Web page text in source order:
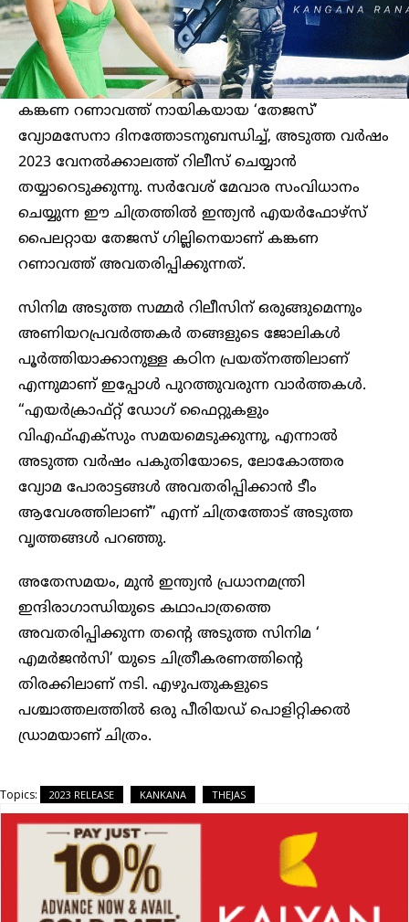
കങ്കണ റണാവത്ത് നായികയായ ‘തേജസ്’
വ്യോമസേനാ ദിനത്തോടനുബന്ധിച്ച്, അടുത്ത വർഷം
2023 വേനൽക്കാലത്ത് റിലീസ് ചെയ്യാൻ
തയ്യാറെടുക്കുന്നു. സർവേശ് മേവാര സംവിധാനം
ചെയ്യുന്ന ഈ ചിത്രത്തിൽ ഇന്ത്യൻ എയർഫോഴ്‌സ്
പൈലറ്റായ തേജസ് ഗില്ലിനെയാണ് കങ്കണ
റണാവത്ത് അവതരിപ്പിക്കുന്നത്.
സിനിമ അടുത്ത സമ്മർ റിലീസിന് ഒരുങ്ങുമെന്നും
അണിയറപ്രവർത്തകർ തങ്ങളുടെ ജോലികൾ
പൂർത്തിയാക്കാനുള്ള കഠിന പ്രയത്‌നത്തിലാണ്
എന്നുമാണ് ഇപ്പോൾ പുറത്തുവരുന്ന വാർത്തകൾ.
“എയർക്രാഫ്റ്റ് ഡോഗ് ഫൈറ്റുകളും
വിഎഫ്‌എക്‌സും സമയമെടുക്കുന്നു, എന്നാൽ
അടുത്ത വർഷം പകുതിയോടെ, ലോകോത്തര
വ്യോമ പോരാട്ടങ്ങൾ അവതരിപ്പിക്കാൻ ടീം
ആവേശത്തിലാണ്” എന്ന് ചിത്രത്തോട് അടുത്ത
വൃത്തങ്ങൾ പറഞ്ഞു.
അതേസമയം, മുൻ ഇന്ത്യൻ പ്രധാനമന്ത്രി
ഇന്ദിരാഗാന്ധിയുടെ കഥാപാത്രത്തെ
അവതരിപ്പിക്കുന്ന തന്റെ അടുത്ത സിനിമ ‘
എമർജൻസി’ യുടെ ചിത്രീകരണത്തിന്റെ
തിരക്കിലാണ് നടി. എഴുപതുകളുടെ
പശ്ചാത്തലത്തിൽ ഒരു പീരിയഡ് പൊളിറ്റിക്കൽ
ഡ്രാമയാണ് ചിത്രം.
Topics: 2023 RELEASE KANKANA THEJAS